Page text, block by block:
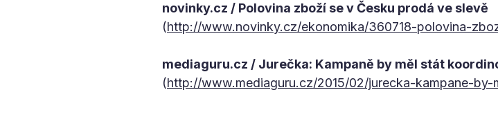
novinky.cz / Polovina zboží se v Česku prodá ve slevě
(http://www.novinky.cz/ekonomika/360718-polovina-
mediaguru.cz / Jurečka: Kampaně by měl stát
(http://www.mediaguru.cz/2015/02/jurecka-kampane-